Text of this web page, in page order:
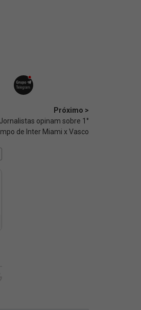
Próximo >
Jornalistas opinam sobre 1°
de Inter Miami x Vasco